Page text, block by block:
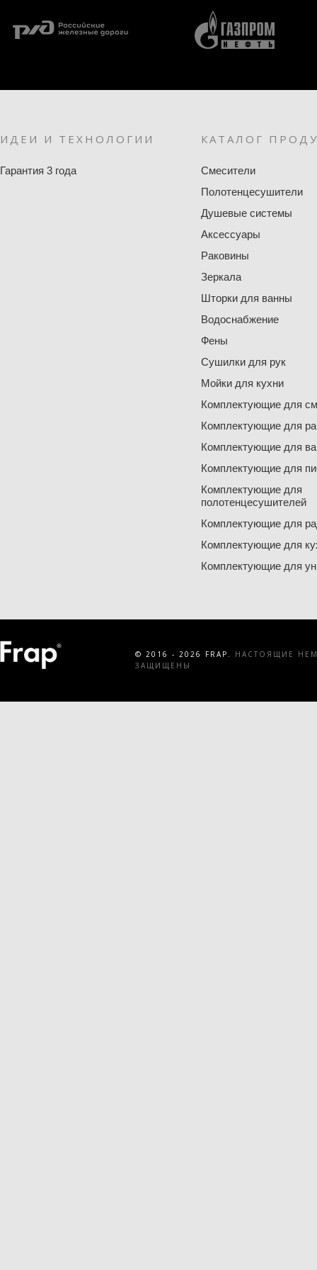
ИДЕИ И ТЕХНОЛОГИИ
Гарантия 3 года
КАТАЛОГ
Смесители
Полотенцесушители
Душевые системы
Аксессуары
Раковины
Зеркала
Шторки для ванны
Водоснабжение
Фены
Сушилки для рук
Мойки для кухни
Комплектующие для
Комплектующие для
Комплектующие для
Комплектующие для
Комплектующие для
полотенцесушителей
Комплектующие для
Комплектующие для
Комплектующие для
© 2016 - 2026 FRAP.
НАСТОЯЩИЕ
ЗАЩИЩЕНЫ